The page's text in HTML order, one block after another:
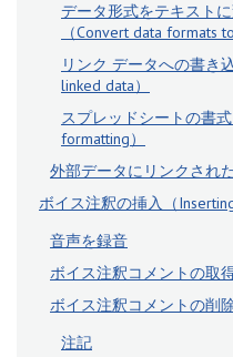
データ形式をテキスト
（Convert data formats
リンク データへの書き
linked data）
スプレッドシートの書
formatting）
外部データにリンクされ
ボイス注釈の挿入（Inserting
音声を録音
ボイス注釈コメントの取
ボイス注釈コメントの削
注記